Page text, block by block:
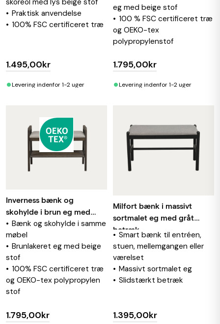
Praktisk anvendelse
100% FSC certificeret træ
1.495,00kr
•Levering indenfor 1-2 uger
eg med beige stof
100 % FSC certificeret træ
og OEKO-tex
polypropylenstof
1.795,00kr
•Levering indenfor 1-2 uger
Inverness bænk og
skohylde i brun eg med
beige stof
Bænk og skohylde i samme
møbel
Brunlakeret eg med beige
stof
100% FSC certificeret træ
og OEKO-tex polypropylen
stof
1.795,00kr
Milfort bænk i massivt
sortmalet eg med gråt
betræk
Smart bænk til entréen,
stuen, mellemgangen eller
værelset
Massivt sortmalet eg
Slidstærkt betræk
1.395,00kr